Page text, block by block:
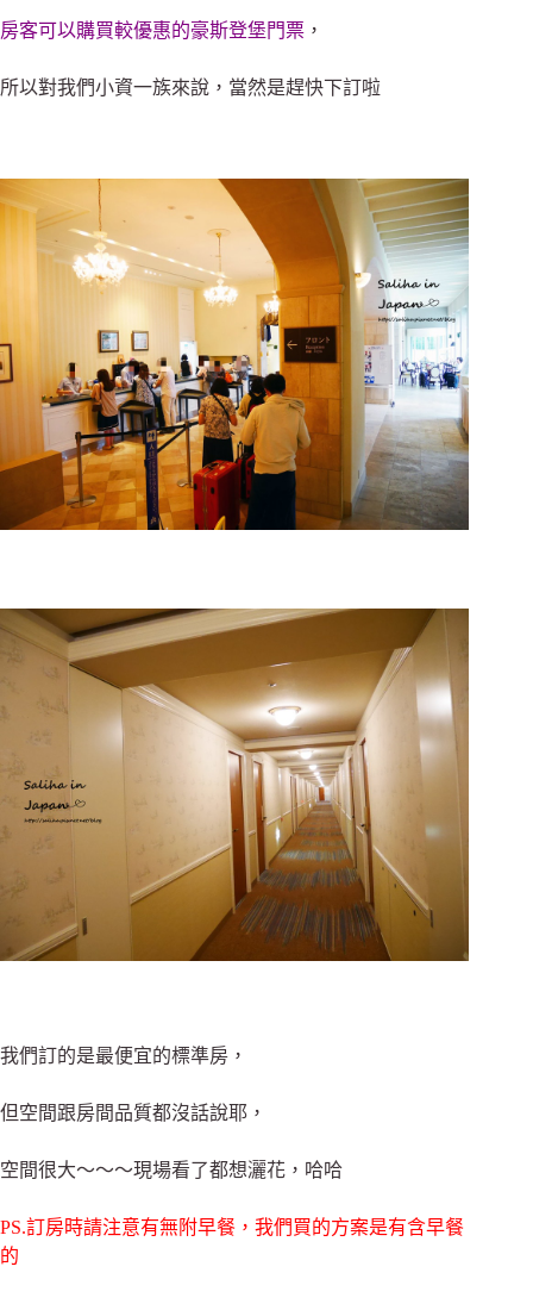
房客可以購買較優惠的豪斯登堡門票 ，
所以對我們小資一族來說，當然是趕快下訂啦
我們訂的是最便宜的標準房，
但空間跟房間品質都沒話說耶，
空間很大～～～現場看了都想灑花，哈哈
PS.訂房時請注意有無附早餐，我們買的方案是有含早餐
的